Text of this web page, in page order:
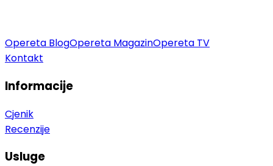
Opereta BlogOpereta MagazinOpereta TV
Kontakt
Informacije
Cjenik
Recenzije
Usluge